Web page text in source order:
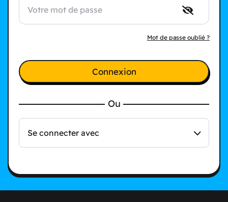
Mot de passe oublié ?
Connexion
Ou
Se connecter avec